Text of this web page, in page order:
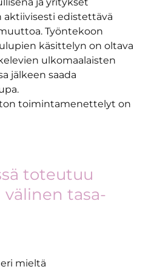
aktiivisesti edistettävä
Työntekoon
käsittelyn on oltava
ulkomaalaisten
jälkeen saada
toimintamenettelyt on
toteutuu
tasa-
mieltä